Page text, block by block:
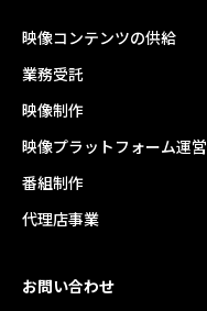
映像コンテンツの供給
業務受託
映像制作
映像プラットフォーム運営
番組制作
代理店事業
お問い合わせ